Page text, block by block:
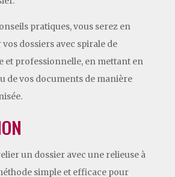
pratiques, vous serez en
dossiers avec spirale de
et professionnelle, en mettant en
de vos documents de manière
un dossier avec une relieuse à
simple et efficace pour